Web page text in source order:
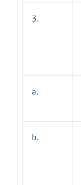
3.
a.
b.